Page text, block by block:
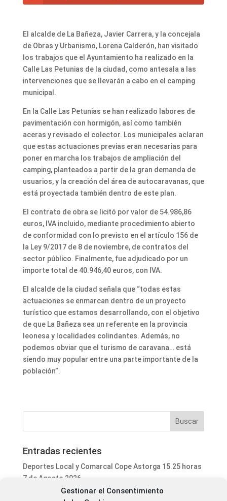
Gestionar el Consentimiento
El alcalde de La Bañeza, Javier Carrera, y la concejala
de Obras y Urbanismo, Lorena Calderón, han visitado
los trabajos que el Ayuntamiento ha realizado en la
Calle Las Petunias de la ciudad, como antesala a las
intervenciones que se llevarán a cabo en el camping
municipal.
En la Calle Las Petunias se han realizado labores de
pavimentación con hormigón, así como también
aceras y revisado el colector. Los municipales aclaran
que estas actuaciones previas eran necesarias para
poner en marcha los trabajos de ampliación del
camping, planteados a partir de la gran demanda de
usuarios, y la creación del área de autocaravanas, que
está proyectada también dentro de este plan.
El contrato de obra se licitó por valor de 54.986,86
euros, IVA incluido, mediante procedimiento abierto
de conformidad con lo previsto en el artículo 156 de
la Ley 9/2017 de 8 de noviembre, de contratos del
sector público. Finalmente, fue adjudicado por un
importe total de 40.946,40 euros, con IVA.
El alcalde de la ciudad señala que “todas estas
actuaciones se enmarcan dentro de un proyecto
turístico que estamos desarrollando, con el objetivo
de que La Bañeza sea un referente en la provincia
leonesa y localidades colindantes. Además, no
podemos obviar que el turismo de caravana… está
siendo muy popular entre una parte importante de la
población”.
Entradas recientes
Deportes Local y Comarcal Cope Astorga 15.25 horas
7 de Agosto 2026
Informativo Mediodía Cope Astorga 14.20 horas 7 de